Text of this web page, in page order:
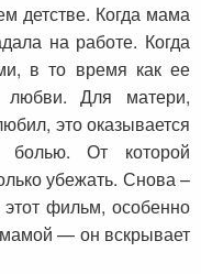
детстве. Когда мама
на работе. Когда
в то время как ее
Для матери,
это оказывается
От которой
убежать. Снова –
фильм, особенно
— он вскрывает